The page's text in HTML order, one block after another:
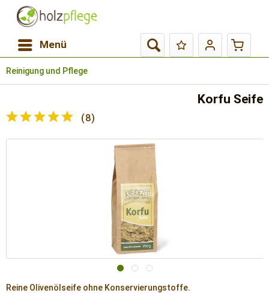
Menü
Reinigung und Pflege
Korfu Seife
(8)
Reine Olivenölseife ohne Konservierungstoffe.